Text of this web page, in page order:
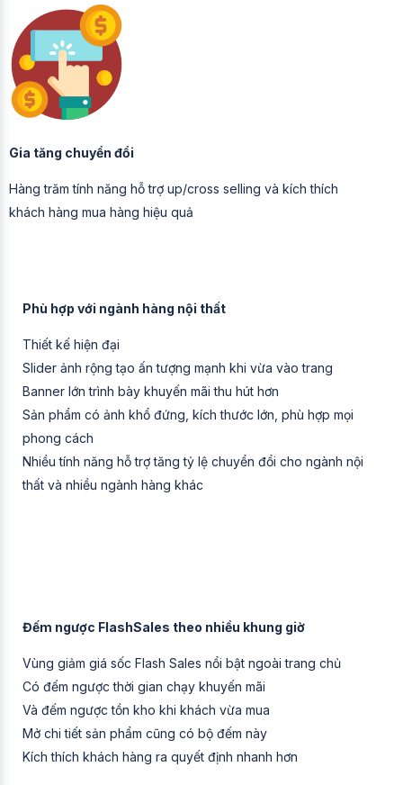
Gia tăng chuyển đổi
Hàng trăm tính năng hỗ trợ up/cross selling và kích thích
khách hàng mua hàng hiệu quả
Phù hợp với ngành hàng nội thất
Thiết kế hiện đại
Slider ảnh rộng tạo ấn tượng mạnh khi vừa vào trang
Banner lớn trình bày khuyến mãi thu hút hơn
Sản phẩm có ảnh khổ đứng, kích thước lớn, phù hợp mọi
phong cách
Nhiều tính năng hỗ trợ tăng tỷ lệ chuyển đổi cho ngành nội
thất và nhiều ngành hàng khác
Đếm ngược FlashSales theo nhiều khung giờ
Vùng giảm giá sốc Flash Sales nổi bật ngoài trang chủ
Có đếm ngược thời gian chạy khuyến mãi
Và đếm ngược tồn kho khi khách vừa mua
Mở chi tiết sản phẩm cũng có bộ đếm này
Kích thích khách hàng ra quyết định nhanh hơn